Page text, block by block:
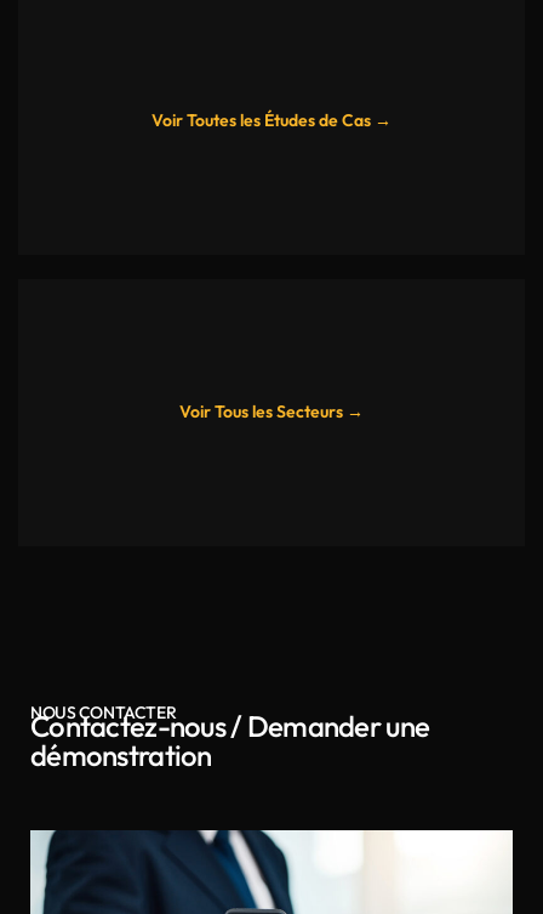
Voir Toutes les Études de Cas →
Voir Tous les Secteurs →
NOUS CONTACTER
Contactez-nous / Demander une
démonstration